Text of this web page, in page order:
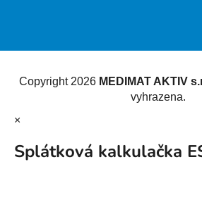
Copyright 2026 MEDIMAT AKTIV
vyhrazena.
×
Splátková kalkulačka